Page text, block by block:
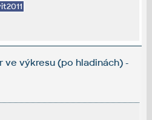
ve výkresu (po hladinách) -